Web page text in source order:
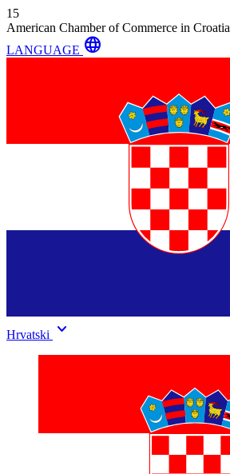
15
American Chamber of Commerce in Croatia
LANGUAGE language
Hrvatski keyboard_arrow_down